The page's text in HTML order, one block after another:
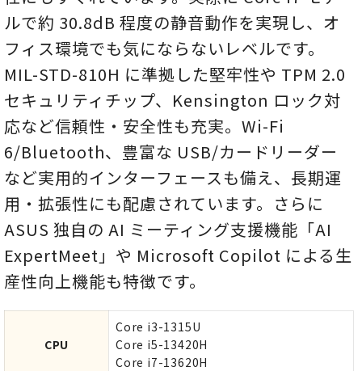
ルで約 30.8dB 程度の静音動作を実現し、オ
フィス環境でも気にならないレベルです。
MIL-STD-810H に準拠した堅牢性や TPM 2.0
セキュリティチップ、Kensington ロック対
応など信頼性・安全性も充実。Wi-Fi
6/Bluetooth、豊富な USB/カードリーダー
など実用的インターフェースも備え、長期運
用・拡張性にも配慮されています。さらに
ASUS 独自の AI ミーティング支援機能「AI
ExpertMeet」や Microsoft Copilot による生
産性向上機能も特徴です。
CPU
Core i3-1315U
Core i5-13420H
Core i7-13620H